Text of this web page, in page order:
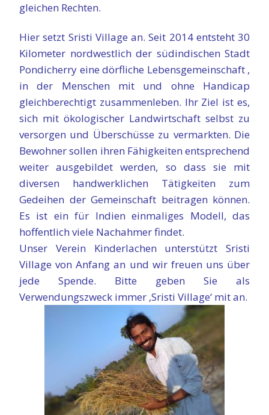
gleichen Rechten.
Hier setzt Sristi Village an. Seit 2014 entsteht 30
Kilometer nordwestlich der südindischen Stadt
Pondicherry eine dörfliche Lebensgemeinschaft ,
in der Menschen mit und ohne Handicap
gleichberechtigt zusammenleben. Ihr Ziel ist es,
sich mit ökologischer Landwirtschaft selbst zu
versorgen und Überschüsse zu vermarkten. Die
Bewohner sollen ihren Fähigkeiten entsprechend
weiter ausgebildet werden, so dass sie mit
diversen handwerklichen Tätigkeiten zum
Gedeihen der Gemeinschaft beitragen können.
Es ist ein für Indien einmaliges Modell, das
hoffentlich viele Nachahmer findet.
Unser Verein Kinderlachen unterstützt Sristi
Village von Anfang an und wir freuen uns über
jede Spende. Bitte geben Sie als
Verwendungszweck immer ‚Sristi Village‘ mit an.